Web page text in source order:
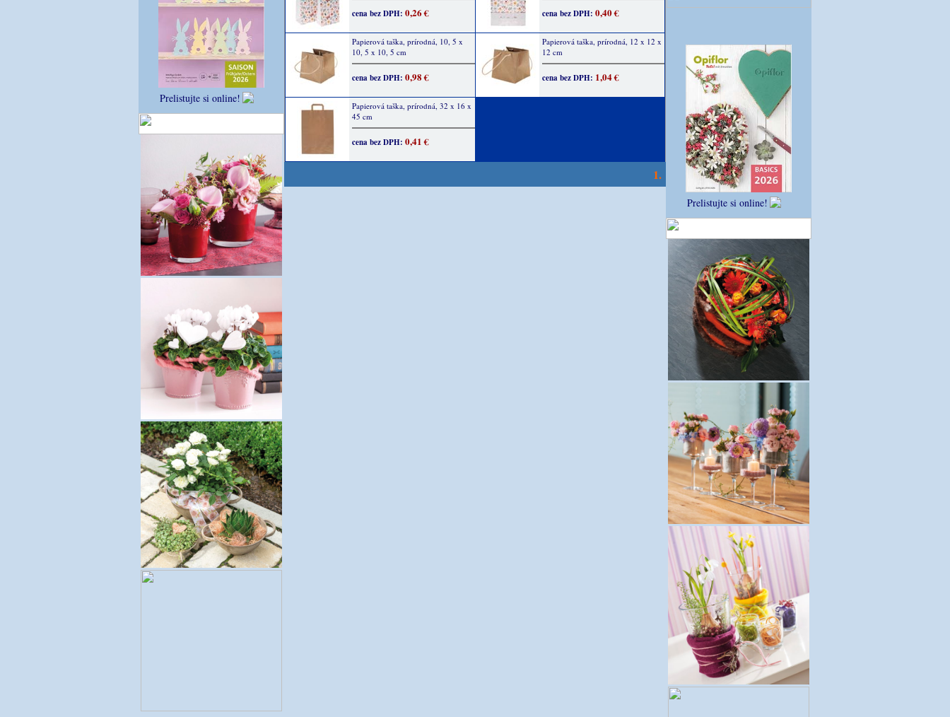
Prelistujte si online!
cena bez DPH: 0,26 € cena bez DPH: 0,40 €
Papierová taška, prírodná, 10, 5 x
10, 5 x 10, 5 cm
cena bez DPH: 0,98 €
Papierová taška, prírodná, 12 x 12 x
12 cm
cena bez DPH: 1,04 €
Papierová taška, prírodná, 32 x 16 x
45 cm
cena bez DPH: 0,41 €
1.
Prelistujte si online!